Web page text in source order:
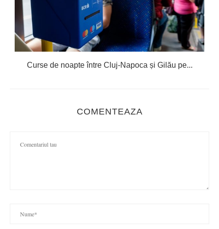
Curse de noapte între Cluj-Napoca și Gilău pe...
COMENTEAZA